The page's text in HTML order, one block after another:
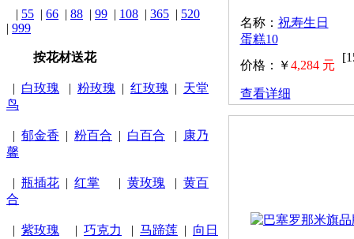
| 55 | 66 | 88 | 99 | 108 | 365 | 520
| 999
按花材送花
| 白玫瑰 | 粉玫瑰 | 红玫瑰 | 天堂
鸟
| 郁金香 | 粉百合 | 白百合 |
康乃
馨
| 瓶插花 | 红掌 | 黄玫瑰 | 黄百
合
| 紫玫瑰 | 巧克力 | 马蹄莲 | 向日
名称： 祝寿生日
蛋糕10
价格：￥4,284 元
查看详细